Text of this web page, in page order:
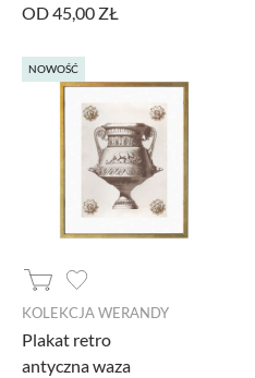
OD 45,00 ZŁ
NOWOŚĆ
KOLEKCJA WERANDY
Plakat retro
antyczna waza